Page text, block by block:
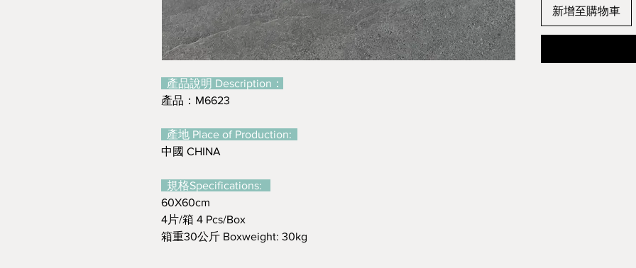
產品說明 Description：
產品：M6623
產地 Place of Production:
中國 CHINA
規格Specifications:
60X60cm
4片/箱 4 Pcs/Box
箱重30公斤 Boxweight: 30kg
新增至購物車